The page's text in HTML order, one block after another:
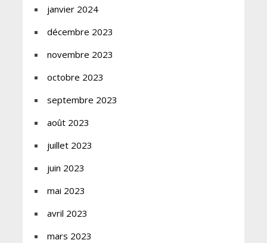
janvier 2024
décembre 2023
novembre 2023
octobre 2023
septembre 2023
août 2023
juillet 2023
juin 2023
mai 2023
avril 2023
mars 2023